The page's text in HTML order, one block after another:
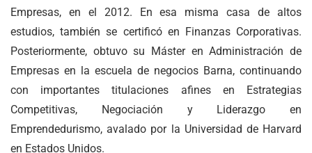
Empresas, en el 2012. En esa misma casa de altos
estudios, también se certificó en Finanzas Corporativas.
Posteriormente, obtuvo su Máster en Administración de
Empresas en la escuela de negocios Barna, continuando
con importantes titulaciones afines en Estrategias
Competitivas, Negociación y Liderazgo en
Emprendedurismo, avalado por la Universidad de Harvard
en Estados Unidos.